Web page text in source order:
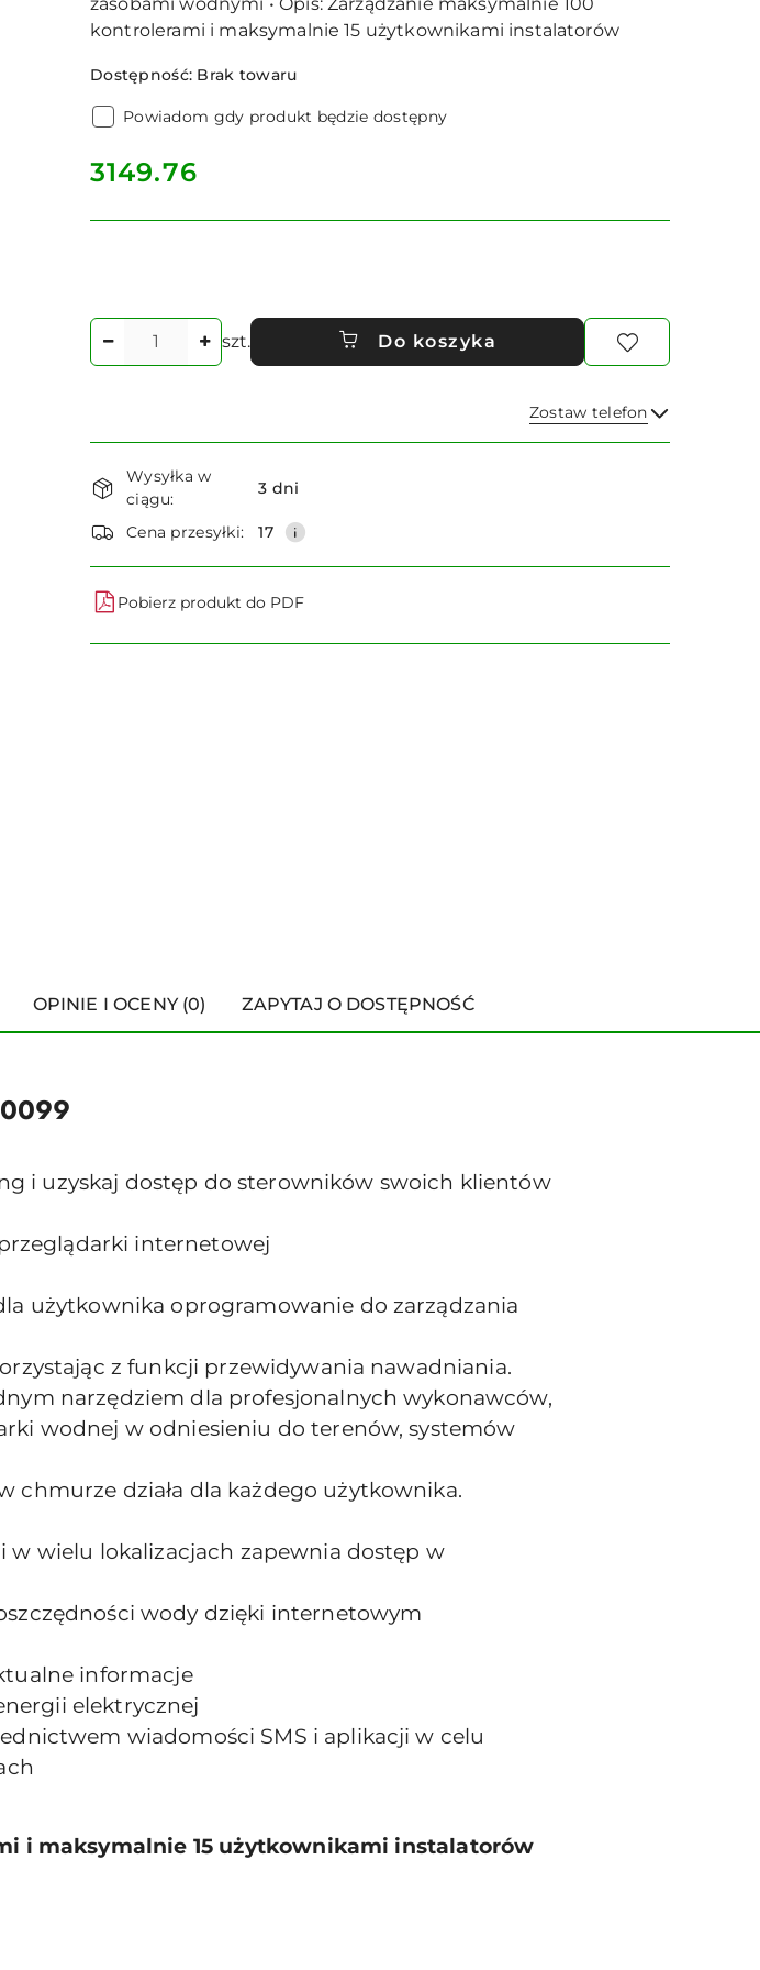
kontrolerami i maksymalnie 15 użytkownikami instalatorów
Dostępność: Brak towaru
Powiadom gdy produkt będzie dostępny
cena:
3149.76
Ilość
szt. Do koszyka
Zostaw telefon
Wyślij
Dostępność
i
dostawa
Wysyłka w
ciągu:
3 dni
Cena przesyłki: 17
Pobierz produkt do PDF
OPINIE I OCENY (0) ZAPYTAJ O DOSTĘPNOŚĆ
i uzyskaj dostęp do sterowników swoich klientów
internetowej
użytkownika oprogramowanie do zarządzania
z funkcji przewidywania nawadniania.
narzędziem dla profesjonalnych wykonawców,
wodnej w odniesieniu do terenów, systemów
chmurze działa dla każdego użytkownika.
w wielu lokalizacjach zapewnia dostęp w
wody dzięki internetowym
informacje
elektrycznej
wiadomości SMS i aplikacji w celu
i maksymalnie 15 użytkownikami instalatorów